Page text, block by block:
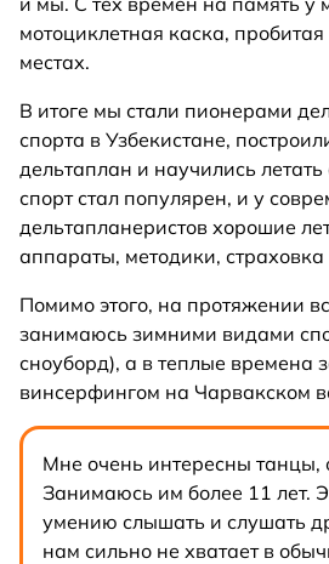
мотоциклетная каска,
местах.
В итоге мы стали пионерами
спорта в Узбекистане,
дельтаплан и научились
спорт стал популярен, и у
дельтапланеристов хорошие
аппараты, методики,
Помимо этого, на протяжении
занимаюсь зимними видами
сноуборд), а в теплые времена
винсерфингом на Чарвакском
Мне очень интересны танцы,
Занимаюсь им более 11 лет.
умению слышать и слушать
нам сильно не хватает в